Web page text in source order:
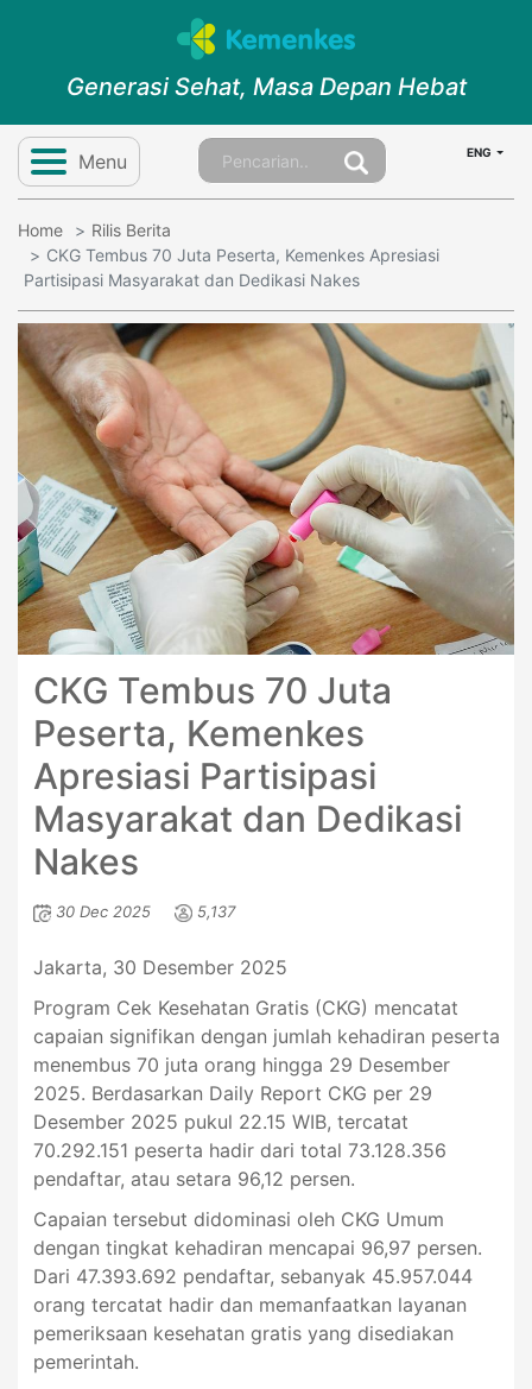
Generasi Sehat, Masa Depan Hebat
Menu ENG
Home
Rilis Berita
CKG Tembus 70 Juta Peserta, Kemenkes Apresiasi
Partisipasi Masyarakat dan Dedikasi Nakes
CKG Tembus 70 Juta
Peserta, Kemenkes
Apresiasi Partisipasi
Masyarakat dan Dedikasi
Nakes
30 Dec 2025 5,137
Jakarta, 30 Desember 2025
Program Cek Kesehatan Gratis (CKG) mencatat
capaian signifikan dengan jumlah kehadiran peserta
menembus 70 juta orang hingga 29 Desember
2025. Berdasarkan Daily Report CKG per 29
Desember 2025 pukul 22.15 WIB, tercatat
70.292.151 peserta hadir dari total 73.128.356
pendaftar, atau setara 96,12 persen.
Capaian tersebut didominasi oleh CKG Umum
dengan tingkat kehadiran mencapai 96,97 persen.
Dari 47.393.692 pendaftar, sebanyak 45.957.044
orang tercatat hadir dan memanfaatkan layanan
pemeriksaan kesehatan gratis yang disediakan
pemerintah.